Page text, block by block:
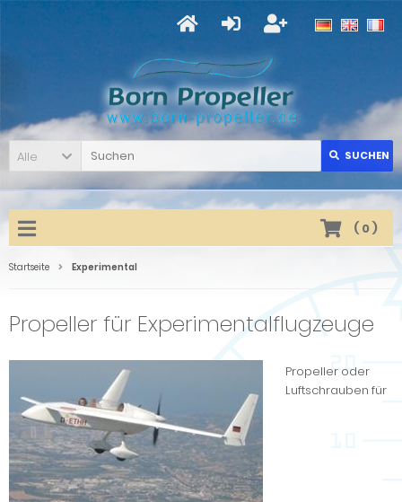
Alle SUCHEN
( 0)
Startseite Experimental
Propeller für Experimentalflugzeuge
Propeller oder
Luftschrauben für